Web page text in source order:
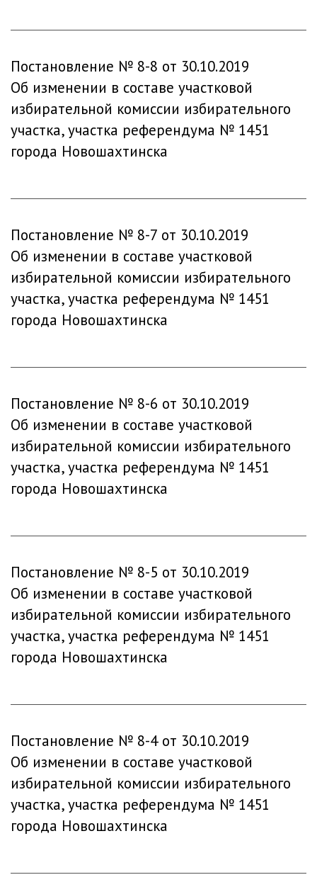
Постановление № 8-8 от 30.10.2019
Об изменении в составе участковой
избирательной комиссии избирательного
участка, участка референдума № 1451
города Новошахтинска
Постановление № 8-7 от 30.10.2019
Об изменении в составе участковой
избирательной комиссии избирательного
участка, участка референдума № 1451
города Новошахтинска
Постановление № 8-6 от 30.10.2019
Об изменении в составе участковой
избирательной комиссии избирательного
участка, участка референдума № 1451
города Новошахтинска
Постановление № 8-5 от 30.10.2019
Об изменении в составе участковой
избирательной комиссии избирательного
участка, участка референдума № 1451
города Новошахтинска
Постановление № 8-4 от 30.10.2019
Об изменении в составе участковой
избирательной комиссии избирательного
участка, участка референдума № 1451
города Новошахтинска